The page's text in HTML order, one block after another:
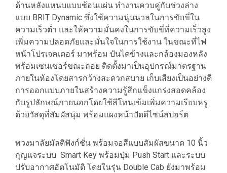
ด้านหลังแหนบแบบซ้อนแผ่น ทำงานควบคู่กับช่วงล่าง
แบบ BRIT Dynamic ซึ่งใช้ความนุ่นนวลในการขับขี่ใน
ความเร็วต่ำ และให้ความมั่นคงในการขับขี่ที่ความเร็วสูง
เพิ่มความปลอดภัยและมั่นใจในการใช้งาน ในขณะที่ไฟ
หน้าโปรเจคเตอร์ มาพร้อม บันไดข้างและกล้องมองหลัง
พร้อมเซนเซอร์ขณะถอย ติดตั้งมาเป็นอุปกรณ์มาตรฐาน
ภายในห้องโดยสารกว้างสะดวกสบาย เก็บเสียงเป็นอย่างดี
การออกแบบภายในสร้างความรู้สึกแข็งแกร่งสอดคล้อง
กับรูปลักษณ์ภายนอกโดยใช้สีโทนเข้มเพิ่มความเรียบหรู
ด้วยวัสดุที่สัมผัสนุ่ม พร้อมแผงหน้าปัดดีไซน์สปอร์ต
พวงมาลัยมัลติฟังก์ชั่น พร้อมจอสีแบบสัมผัสขนาด 10 นิ้ว
กุญแจระบบ Smart Key พร้อมปุ่ม Push Start และระบบ
ปรับอากาศอัตโนมัติ โดยในรุ่น Double Cab ยังมาพร้อม